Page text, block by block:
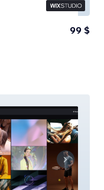
99 $